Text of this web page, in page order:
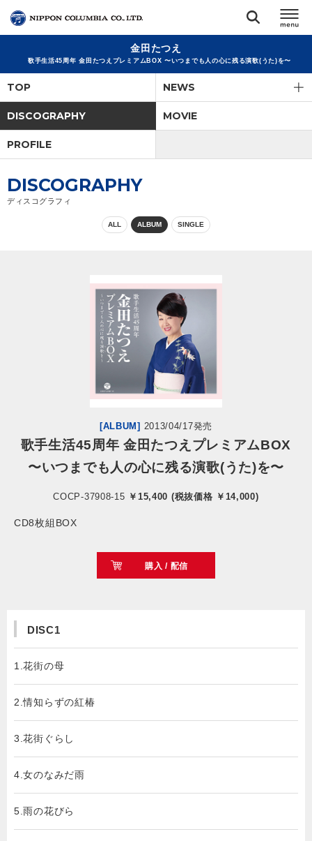
TOP
ジャンル
閉じる
金田たつえ
歌手生活45周年 金田たつえプレミアムBOX 〜いつまでも人の心に残る演歌(うた)を〜
TOP NEWS
DISCOGRAPHY MOVIE
PROFILE
DISCOGRAPHY
ディスコグラフィ
ALL ALBUM SINGLE
[ALBUM] 2013/04/17発売
歌手生活45周年 金田たつえプレミアムBOX
〜いつまでも人の心に残る演歌(うた)を〜
COCP-37908-15 ￥15,400 (税抜価格 ￥14,000)
CD8枚組BOX
購入 / 配信
DISC1
1.花街の母
2.情知らずの紅椿
3.花街ぐらし
4.女のなみだ雨
5.雨の花びら